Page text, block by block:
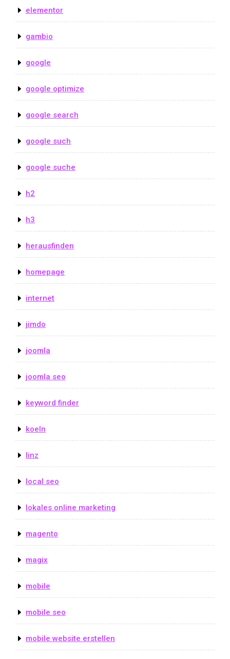
elementor
gambio
google
google optimize
google search
google such
google suche
h2
h3
herausfinden
homepage
internet
jimdo
joomla
joomla seo
keyword finder
koeln
linz
local seo
lokales online marketing
magento
magix
mobile
mobile seo
mobile website erstellen